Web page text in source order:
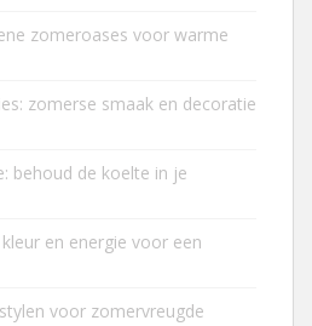
zomeroases voor warme
zomerse smaak en decoratie
behoud de koelte in je
en energie voor een
voor zomervreugde